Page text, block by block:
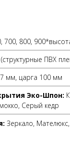
700, 800,
ПВХ
мм, царга 100 мм
Эко-Шпон:
Серый кедр
Зеркало,